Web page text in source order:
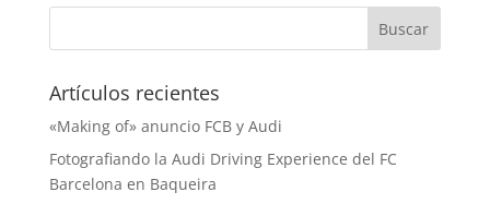
Artículos recientes
«Making of» anuncio FCB y Audi
Fotografiando la Audi Driving Experience del FC
Barcelona en Baqueira